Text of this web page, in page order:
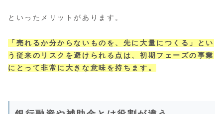
といったメリットがあります。
「売れるか分からないものを、先に大量につくる」とい
う従来のリスクを避けられる点は、初期フェーズの事業
にとって非常に大きな意味を持ちます。